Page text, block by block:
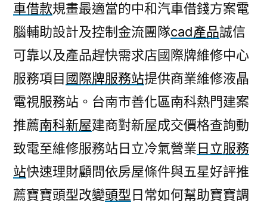
車借款規畫最適當的中和汽車借錢方案電
腦輔助設計及控制金流團隊cad產品誠信
可靠以及產品趕快需求店國際牌維修中心
服務項目國際牌服務站提供商業維修液晶
電視服務站。台南市善化區南科熱門建案
推薦南科新屋建商對新屋成交價格查詢動
致電至維修服務站日立冷氣營業日立服務
站快速理財顧問依房屋條件與五星好評推
薦寶寶頭型改變頭型日常如何幫助寶寶調